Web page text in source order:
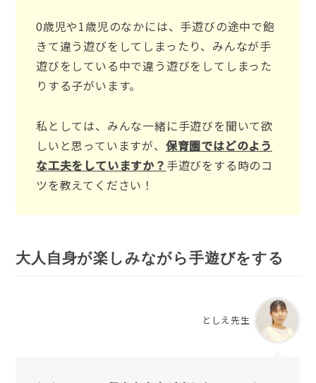
0歳児や1歳児のなかには、手遊びの途中で飽
きて違う遊びをしてしまったり、みんなが手
遊びをしている中で違う遊びをしてしまった
りする子がいます。
私としては、みんな一緒に手遊びを聞いて欲
しいと思っていますが、 保育園ではどのよう
な工夫をしていますか？ 手遊びをする時のコ
ツを教えてください！
大人自身が楽しみながら手遊びをする
としえ先生